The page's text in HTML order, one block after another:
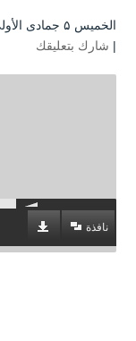
الخميس ۵ جمادى الأولى ۱٤٤٦ هـ الموافق ۷ نوفمبر ۲۰۲٤ مـ |
| شارك بتعليقك
نافذة